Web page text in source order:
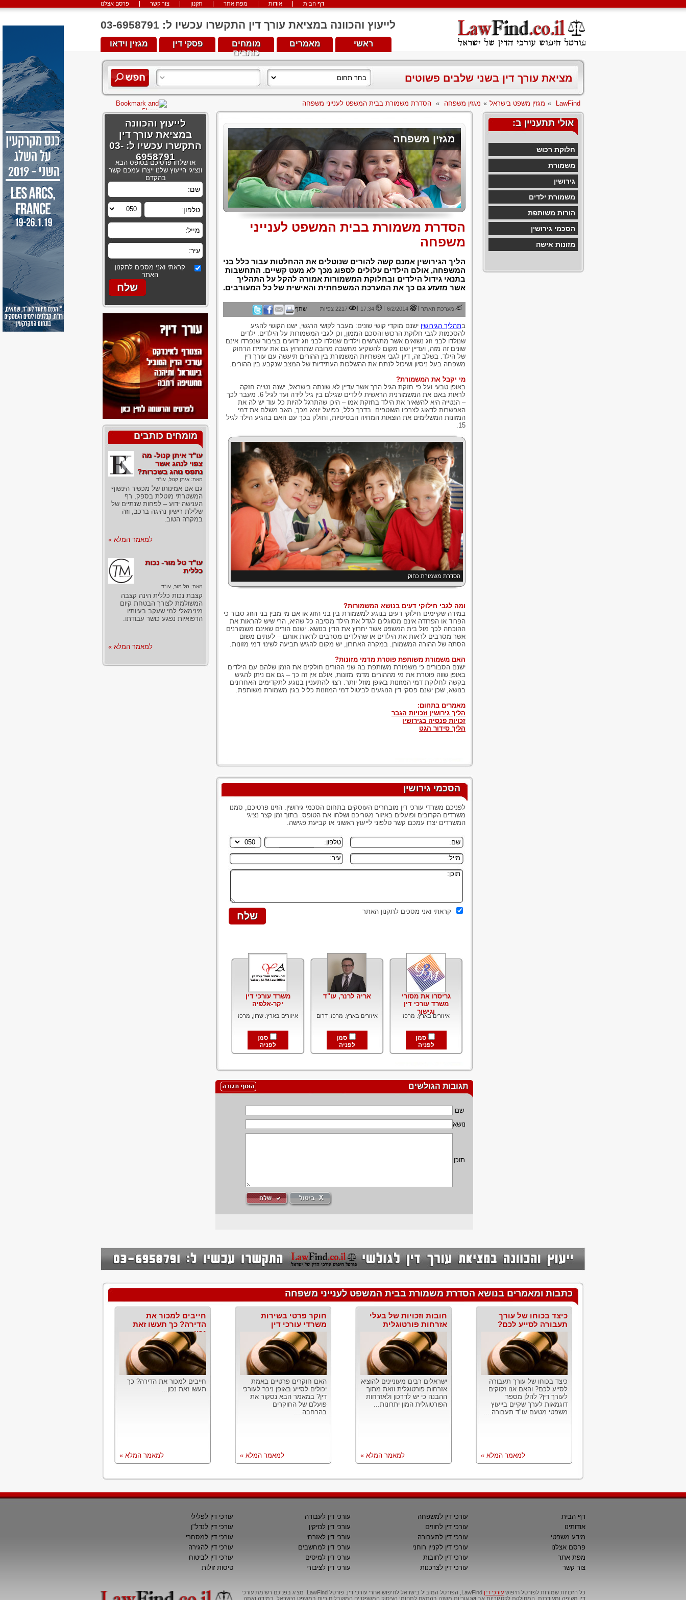
פרסם אצלנו צור קשר תקנון מפת אתר אודות דף הבית
לייעוץ והכוונה במציאת עורך דין התקשרו עכשיו ל: 03-6958791
מגזין וידאו פסקי דין
מומחים
כותבים
מאמרים ראשי
מציאת עורך דין בשני שלבים פשוטים
LawFind
» מגזין משפט בישראל » מגזין משפחה » הסדרת משמורת בבית המשפט לענייני משפחה
אולי תתעניין ב:
חלוקת רכוש
משמורת
גירושין
משמורת ילדים
הורות משותפת
הסכמי גירושין
מזונות אישה
מגזין משפחה
הסדרת משמורת בבית המשפט לענייני
משפחה
הליך הגירושין אמנם קשה להורים שנוטלים את ההחלטות עבור כלל בני
המשפחה, אולם הילדים עלולים לספוג מכך לא מעט קשיים. התחשבות
בתנאי גידול הילדים ובחלוקת המשמורות אמורה להקל על התהליך
אשר מזעזע גם כך את המערכת המשפחתית והאישית של כל המעורבים.
מערכת האתר |
6/2/2014
|
17:34
| 2217 צפיות שתף
בתהליך הגירושין ישנם מוקדי קושי שונים: מעבר לקושי הרגשי, ישנו הקושי להגיע
להסכמות לגבי חלוקת הרכוש והסכם הממון, וכן לגבי המשמורות על הילדים. ילדים
שנולדו לבני זוג נשואים אשר מתגרשים וילדים שנולדו לבני זוג ידועים בציבור שנפרדו אינם
שונים זה מזה, ועדיין ישנו מקום להשקיע מחשבה מרובה שתחרוץ גם את עתידו הרחוק
של הילד. בשלב זה, דיון לגבי אפשרויות המשמורת בין ההורים תיעשה עם עורך דין
משפחה בעל ניסיון ושיכול לנתח את ההשלכות העתידיות של המצב שנקבע בין ההורים.
מי יקבל את המשמורת?
באופן טבעי ועל פי חזקת הגיל הרך אשר עדיין לא שונתה בישראל, ישנה נטייה חזקה
לראות באם את המשמורנית הראשית לילדים שגילם בין גיל לידה ועד לגיל 6. מעבר לכך
– הנטייה היא להשאיר את הילד בחזקת אמו – היכן שהתרגל להיות כל עוד יש לה את
האפשרות לדאוג לצרכיו השוטפים. בדרך כלל, כפועל יוצא מכך, האב משלם את דמי
המזונות המשלימים את הוצאות המחיה הבסיסיות, וחולק בכך עם האם בהגיע הילד לגיל
15.
הסדרת משמורת כחוק
ומה לגבי חילוקי דעים בנושא המשמורות?
במידה שקיימים חילוקי דעים בנוגע למשמורת בין בני הזוג או אם מי מבין בני הזוג סבור כי
הפרוד או הפרודה אינם מסוגלים לגדל את הילד מסיבה כל שהיא, הרי שיש להראות את
ההוכחה לכך מול בית המשפט אשר יחרוץ את הדין בנושא. ישנם הורים שאינם משמורנים
אשר מסרבים לראות את הילדים או שהילדים מסרבים לראות אותם – לעתים משום
הסתה של ההורה המשמורן. במקרה האחרון, יש מקום להגיש תביעה לשינוי דמי מזונות.
האם משמורת משותפת פוטרת מדמי מזונות?
ישנם הסבורים כי משמורת משותפת בה שני ההורים חולקים את הזמן שלהם עם הילדים
באופן שווה פוטרת את מי מההורים מדמי מזונות, אולם אין זה כך – גם אם ניתן להגיש
בקשה לחלוקת דמי המזונות באופן מוזל יותר. רצוי להתעניין בנוגע לתקדימים האחרונים
בנושא, שכן ישנם פסקי דין הנוגעים לביטול דמי המזונות כליל בגין משמורת משותפת.
מאמרים בתחום:
הליך גירושין וזכויות הגבר
זכויות פנסיה בגירושין
הליך סידור הגט
הסכמי גירושין
לפניכם משרדי עורכי דין מובחרים העוסקים בתחום הסכמי גירושין. הזינו פרטיכם, סמנו
משרדים הקרובים ופועלים באיזור מגוריכם ושלחו את הטופס. בתוך זמן קצר נציגי
המשרדים יצרו עמכם קשר טלפוני לייעוץ ראשוני או קביעת פגישה.
קראתי ואני מסכים לתקנון האתר
גריסרו את מסורי
משרד עורכי דין
וגישור
איזורים בארץ: מרכז
סמן
לפניה
אריה לרנר, עו"ד
איזורים בארץ: מרכז, דרום
סמן
לפניה
משרד עורכי דין
יקר-אלפיה
איזורים בארץ: שרון, מרכז
סמן
לפניה
תגובות הגולשים
שם
נושא
תוכן
לייעוץ והכוונה
במציאת עורך דין
התקשרו עכשיו ל: 03-
6958791
או שלחו פרטיכם בטופס הבא
ונציגי הייעוץ שלנו ייצרו עמכם קשר
בהקדם
קראתי ואני מסכים לתקנון
האתר
מומחים כותבים
עו"ד איתן קנול- מה
צפוי לנהג אשר
נתפס נוהג בשכרות?
מאת: איתן קנול, עו"ד
גם אם אמינותו של מכשיר הינשוף
המשטרתי מוטלת בספק, רף
הענישה ידוע – לפחות שנתיים של
שלילת רישיון נהיגה ברכב, וזה
במקרה הטוב.
למאמר המלא »
עו"ד טל מור- נכות
כללית
מאת: טל מור, עו"ד
קצבת נכות כללית הינה קצבה
המשולמת לצורך הבטחת קיום
מינימאלי למי שעקב בעיותיו
הרפואיות נפגע כושר עבודתו.
למאמר המלא »
כתבות ומאמרים בנושא הסדרת משמורת בבית המשפט לענייני משפחה
כיצד בכוחו של עורך
תעבורה לסייע לכם?
כיצד בכוחו של עורך תעבורה
לסייע לכם? והאם אנו זקוקים
לעורך דין? להלן מספר
דוגמאות לערך שקיים בייעוץ
משפטי מטעם עו"ד תעבורה....
למאמר המלא »
חובות וזכויות של בעלי
אזרחות פורטוגלית
ישראלים רבים מעוניינים להוציא
אזרחות פורטוגלית וזאת מתוך
ההבנה כי יש לדרכון ולאזרחות
הפורטוגלית המון יתרונות...
למאמר המלא »
חוקר פרטי בשירות
משרדי עורכי דין
האם חוקרים פרטיים באמת
יכולים לסייע באופן ניכר לעורכי
דין? במאמר הבא נסקור את
פועלם של החוקרים
בהרחבה....
למאמר המלא »
חייבים למכור את
הדירה? כך תעשו זאת
נכון
חייבים למכור את הדירה? כך
תעשו זאת נכון...
למאמר המלא »
דף הבית
אודותינו
מידע משפטי
פרסם אצלנו
מפת אתר
צור קשר
עורכי דין למשפחה
עורכי דין לחוזים
עורכי דין לתעבורה
עורכי דין לקניין רוחני
עורכי דין לחובות
עורכי דין לצרכנות
עורכי דין לעבודה
עורכי דין לנזיקין
עורכי דין לאזרחי
עורכי דין למחשבים
עורכי דין למיסים
עורכי דין לציבורי
עורכי דין לפלילי
עורכי דין לנדל"ן
עורכי דין למסחרי
עורכי דין להגירה
עורכי דין לביטוח
טיסות זולות
כל הזכויות שמורות לפורטל חיפוש עורכי דין
LawFind, הפורטל המוביל בישראל לחיפוש אחרי עורכי דין. פורטל LawFind, מציג בפניכם רשימת עורכי
דין מקיפה ומעודכנת, המחולקת לקטגוריות אב וקטגוריות משנה בהתאם לתחומי העיסוק המשפטיים המוקבלים כיום במשפט הישראל. במידה ואתה